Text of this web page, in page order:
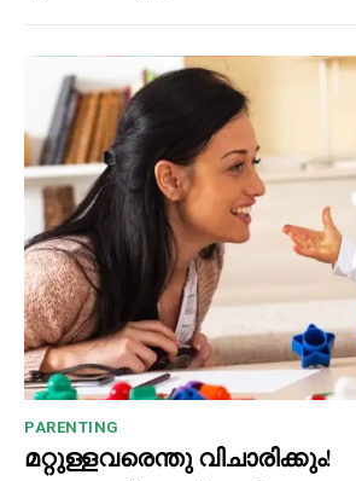
PARENTING
മറ്റുള്ളവരെന്തു വിചാരിക്കും!